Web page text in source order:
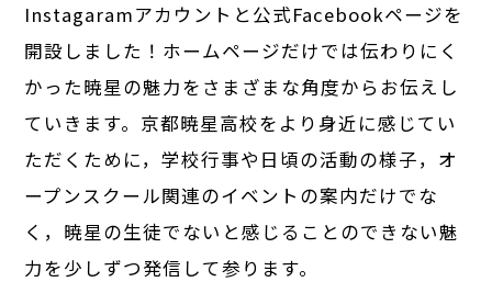
Instagaramアカウントと公式Facebookページを
開設しました！ホームページだけでは伝わりにく
かった暁星の魅力をさまざまな角度からお伝えし
ていきます。京都暁星高校をより身近に感じてい
ただくために，学校行事や日頃の活動の様子，オ
ープンスクール関連のイベントの案内だけでな
く，暁星の生徒でないと感じることのできない魅
力を少しずつ発信して参ります。